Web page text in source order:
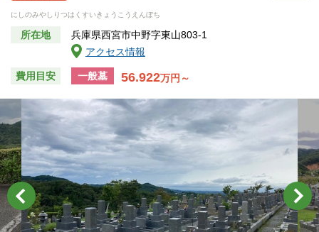
にしのみやしりつはくすいきょうこうえんぼち
所在地
兵庫県西宮市中野字東山803-1
アクセス情報
費用目安 一般墓 56.922万円～